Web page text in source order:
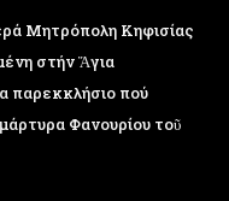
Μητρόπολη Κηφισίας
στήν Ἅγια
παρεκκλήσιο πού
Φανουρίου τοῦ